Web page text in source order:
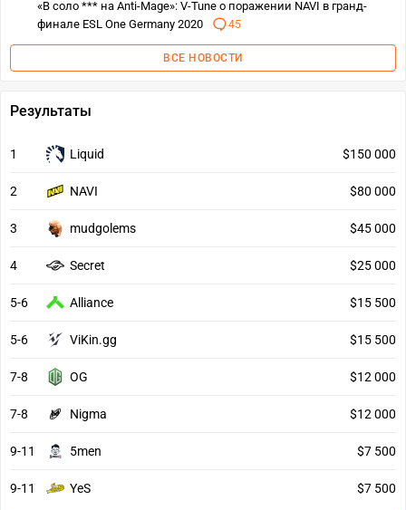
«В соло *** на Anti-Mage»: V-Tune о поражении NAVI в гранд-
финале ESL One Germany 2020
45
ВСЕ НОВОСТИ
Результаты
1 Liquid $150 000
2 NAVI $80 000
3 mudgolems $45 000
4 Secret $25 000
5-6 Alliance $15 500
5-6 ViKin.gg $15 500
7-8 OG $12 000
7-8 Nigma $12 000
9-11 5men $7 500
9-11 YeS $7 500